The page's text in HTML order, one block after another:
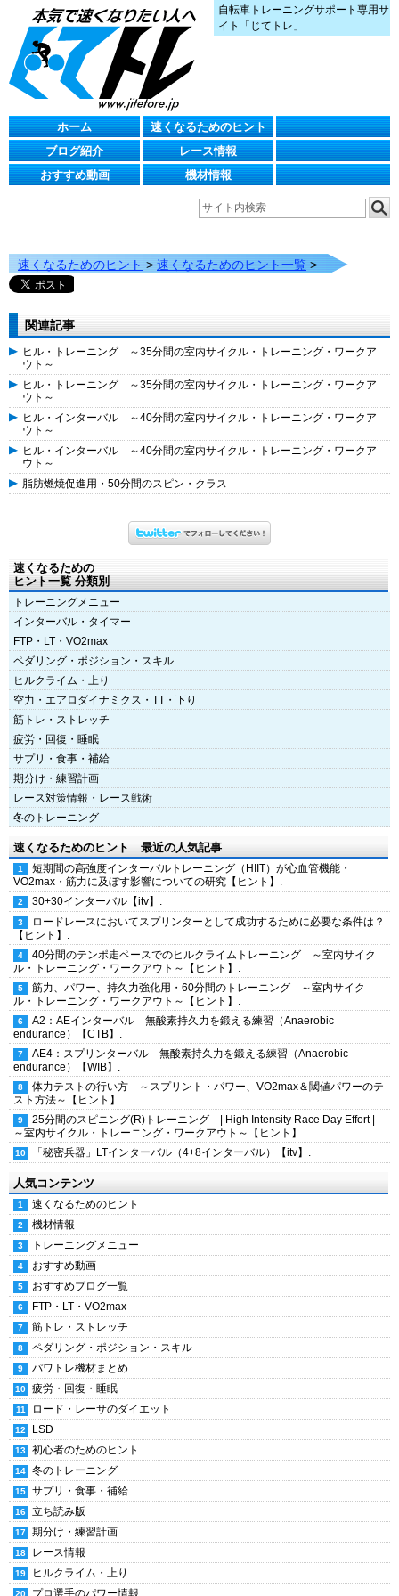
自転車トレーニングサポート専用サ
イト「じてトレ」
ホーム
速くなるためのヒント
ブログ紹介
レース情報
おすすめ動画
機材情報
速くなるためのヒント > 速くなるためのヒント一覧 >
関連記事
ヒル・トレーニング ～35分間の室内サイクル・トレーニング・ワークア
ウト～
ヒル・トレーニング ～35分間の室内サイクル・トレーニング・ワークア
ウト～
ヒル・インターバル ～40分間の室内サイクル・トレーニング・ワークア
ウト～
ヒル・インターバル ～40分間の室内サイクル・トレーニング・ワークア
ウト～
脂肪燃焼促進用・50分間のスピン・クラス
速くなるための
ヒント一覧 分類別
トレーニングメニュー
インターバル・タイマー
FTP・LT・VO2max
ペダリング・ポジション・スキル
ヒルクライム・上り
空力・エアロダイナミクス・TT・下り
筋トレ・ストレッチ
疲労・回復・睡眠
サプリ・食事・補給
期分け・練習計画
レース対策情報・レース戦術
冬のトレーニング
速くなるためのヒント 最近の人気記事
短期間の高強度インターバルトレーニング（HIIT）が心血管機能・
VO2max・筋力に及ぼす影響についての研究【ヒント】.
30+30インターバル【itv】.
ロードレースにおいてスプリンターとして成功するために必要な条件は？
【ヒント】.
40分間のテンポ走ペースでのヒルクライムトレーニング ～室内サイク
ル・トレーニング・ワークアウト～【ヒント】.
筋力、パワー、持久力強化用・60分間のトレーニング ～室内サイク
ル・トレーニング・ワークアウト～【ヒント】.
A2：AEインターバル 無酸素持久力を鍛える練習（Anaerobic
endurance）【CTB】.
AE4：スプリンターバル 無酸素持久力を鍛える練習（Anaerobic
endurance）【WIB】.
体力テストの行い方 ～スプリント・パワー、VO2max＆閾値パワーのテ
スト方法～【ヒント】.
25分間のスピニング(R)トレーニング | High Intensity Race Day Effort |
～室内サイクル・トレーニング・ワークアウト～【ヒント】.
「秘密兵器」LTインターバル（4+8インターバル）【itv】.
人気コンテンツ
速くなるためのヒント
機材情報
トレーニングメニュー
おすすめ動画
おすすめブログ一覧
FTP・LT・VO2max
筋トレ・ストレッチ
ペダリング・ポジション・スキル
パワトレ機材まとめ
疲労・回復・睡眠
ロード・レーサのダイエット
LSD
初心者のためのヒント
冬のトレーニング
サプリ・食事・補給
立ち読み版
期分け・練習計画
レース情報
ヒルクライム・上り
プロ選手のパワー情報